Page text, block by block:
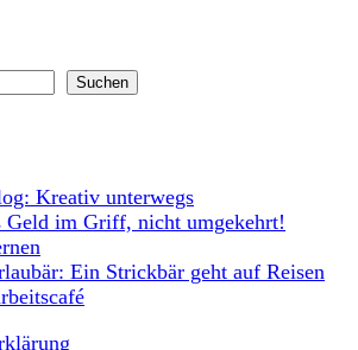
Suchen
Kreativ unterwegs
Geld im Griff, nicht umgekehrt!
Ein Strickbär geht auf Reisen